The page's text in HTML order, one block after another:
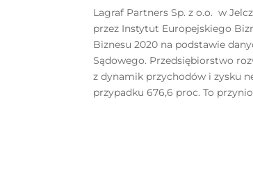
Lagraf Partners Sp. z o.o. w
przez Instytut Europejskiego
Biznesu 2020 na podstawie
Sądowego. Przedsiębiorstwo
z dynamik przychodów i zysku
przypadku 676,6 proc. To